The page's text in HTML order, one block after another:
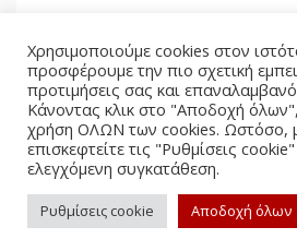
Χρησιμοποιούμε cookies στον
προσφέρουμε την πιο σχετική
προτιμήσεις σας και
Κάνοντας κλικ στο "Αποδοχή όλων",
χρήση ΟΛΩΝ των cookies. Ωστόσο,
επισκεφτείτε τις "Ρυθμίσεις
ελεγχόμενη συγκατάθεση.
Ρυθμίσεις cookie Αποδοχή όλων